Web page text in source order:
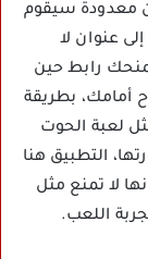
معدودة سيقوم
عنوان لا
رابط حين
أمامك، بطريقة
لعبة الحوت
التطبيق هنا
لا تمنع مثل
اللعب.